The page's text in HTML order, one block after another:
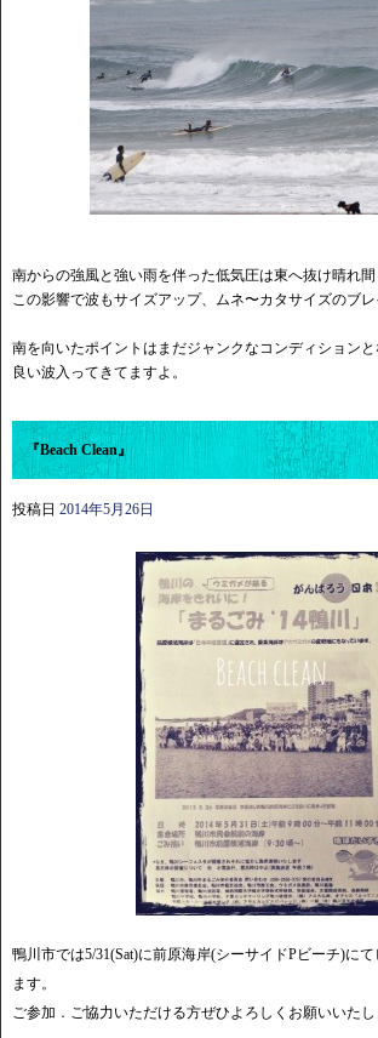
南からの強風と強い雨を伴った低気圧は東へ抜け晴れ間
この影響で波もサイズアップ、ムネ〜カタサイズのブレ
南を向いたポイントはまだジャンクなコンディション
良い波入ってきてますよ。
『Beach Clean』
投稿日 2014年5月26日
鴨川市では5/31(Sat)に前原海岸(シーサイドPビーチ)に
ます。
ご参加．ご協力いただける方ぜひよろしくお願いいたし